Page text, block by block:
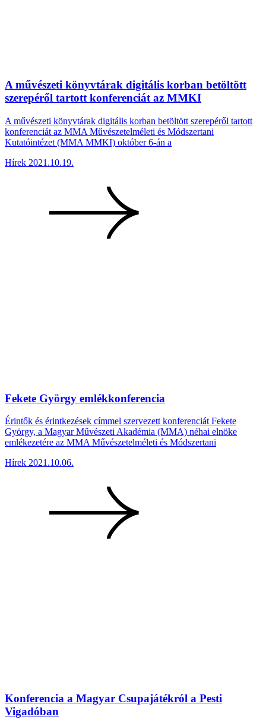
A művészeti könyvtárak digitális korban betöltött
szerepéről tartott konferenciát az MMKI
A művészeti könyvtárak digitális korban betöltött szerepéről tartott
konferenciát az MMA Művészetelméleti és Módszertani
Kutatóintézet (MMA MMKI) október 6-án a
Hírek 2021.10.19.
Fekete György emlékkonferencia
Érintők és érintkezések címmel szervezett konferenciát Fekete
György, a Magyar Művészeti Akadémia (MMA) néhai elnöke
emlékezetére az MMA Művészetelméleti és Módszertani
Hírek 2021.10.06.
Konferencia a Magyar Csupajátékról a Pesti
Vigadóban